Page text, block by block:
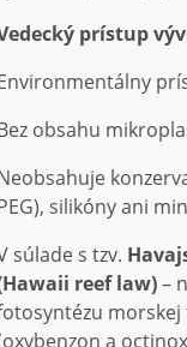
prístup
obsahu
silikóny ani
súlade s tzv.
reef law)–
a